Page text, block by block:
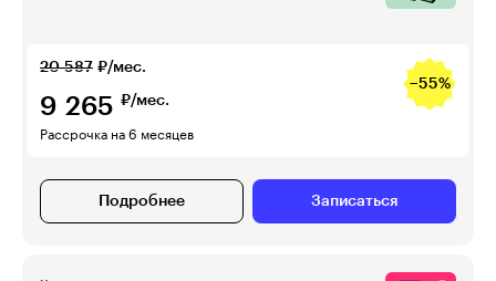
20 587 ₽/мес.
−55%
9 265 ₽/мес.
Рассрочка на 6 месяцев
Подробнее Записаться